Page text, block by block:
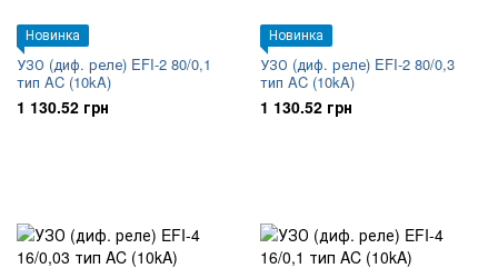
Новинка
УЗО (диф. реле) EFI-2 80/0,1
тип AC (10kA)
1 130.52 грн
Новинка
УЗО (диф. реле) EFI-2 80/0,3
тип AC (10kA)
1 130.52 грн